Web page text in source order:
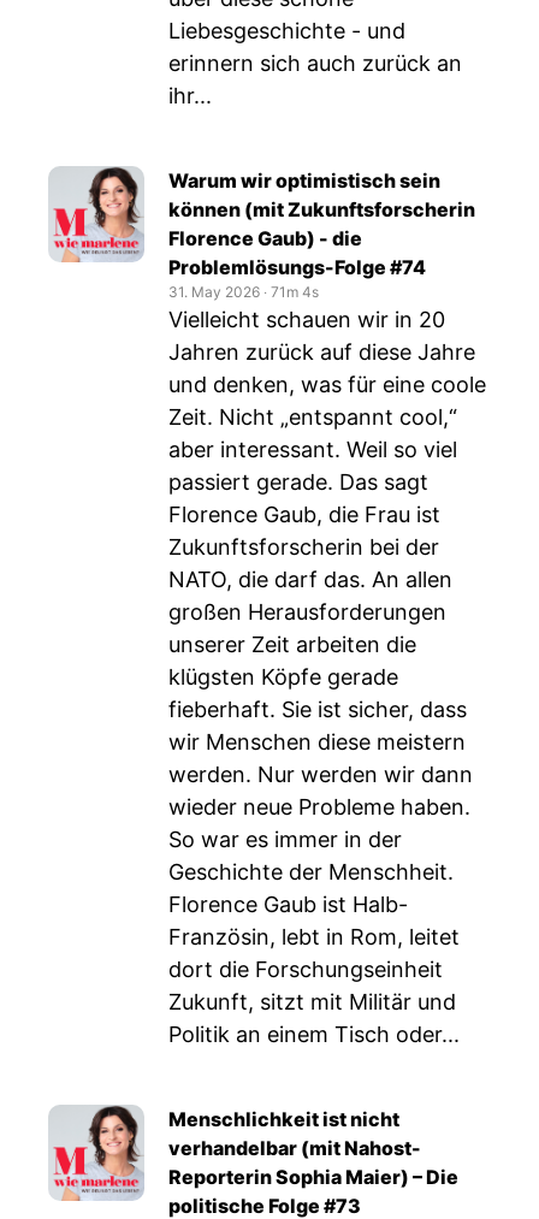
Liebesgeschichte - und
erinnern sich auch zurück an
ihr...
Warum wir optimistisch sein
können (mit Zukunftsforscherin
Florence Gaub) - die
Problemlösungs-Folge #74
31. May 2026 ‧ 71m 4s
Vielleicht schauen wir in 20
Jahren zurück auf diese Jahre
und denken, was für eine coole
Zeit. Nicht „entspannt cool,“
aber interessant. Weil so viel
passiert gerade. Das sagt
Florence Gaub, die Frau ist
Zukunftsforscherin bei der
NATO, die darf das. An allen
großen Herausforderungen
unserer Zeit arbeiten die
klügsten Köpfe gerade
fieberhaft. Sie ist sicher, dass
wir Menschen diese meistern
werden. Nur werden wir dann
wieder neue Probleme haben.
So war es immer in der
Geschichte der Menschheit.
Florence Gaub ist Halb-
Französin, lebt in Rom, leitet
dort die Forschungseinheit
Zukunft, sitzt mit Militär und
Politik an einem Tisch oder...
Menschlichkeit ist nicht
verhandelbar (mit Nahost-
Reporterin Sophia Maier) – Die
politische Folge #73